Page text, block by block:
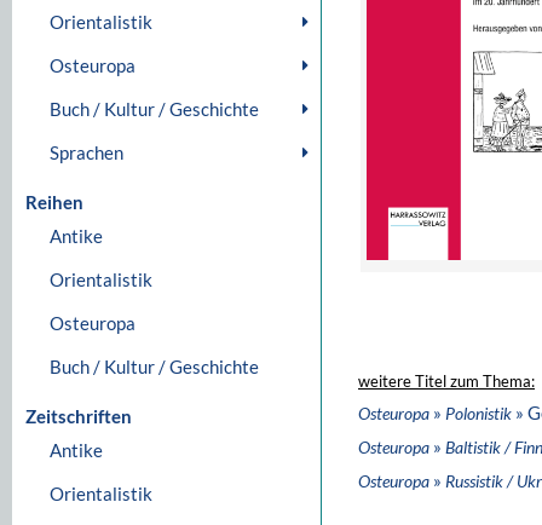
Orientalistik
Osteuropa
Buch / Kultur / Geschichte
Sprachen
Reihen
Antike
Orientalistik
Osteuropa
Buch / Kultur / Geschichte
Zeitschriften
Antike
Orientalistik
weitere Titel zum Thema:
Osteuropa » Polonistik »
Osteuropa » Baltistik /
Osteuropa » Russistik /